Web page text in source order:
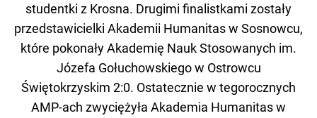
studentki z Krosna. Drugimi finalistkami zostały
przedstawicielki Akademii Humanitas w Sosnowcu,
które pokonały Akademię Nauk Stosowanych im.
Józefa Gołuchowskiego w Ostrowcu
Świętokrzyskim 2:0. Ostatecznie w tegorocznych
AMP-ach zwyciężyła Akademia Humanitas w